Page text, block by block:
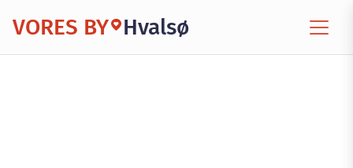
VORES BY Hvalsø